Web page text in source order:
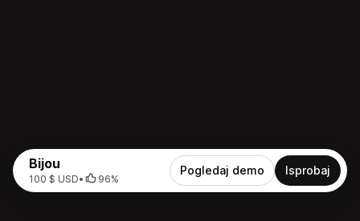
Bijou
100 $ USD• 96%
Pogledaj demo Isprobaj